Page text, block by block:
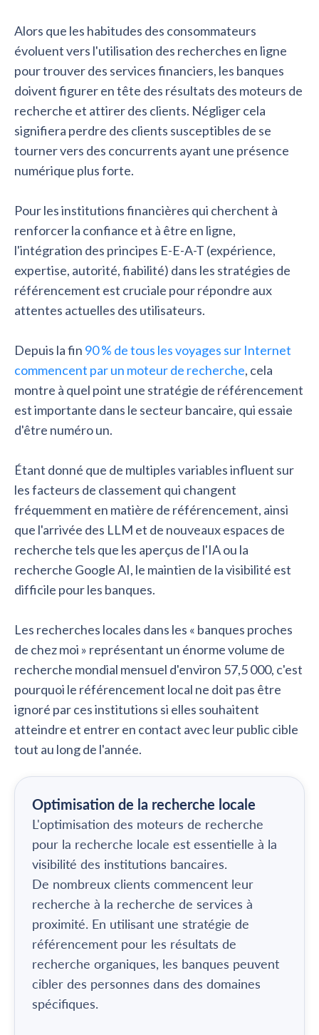
Alors que les habitudes des consommateurs
évoluent vers l'utilisation des recherches en ligne
pour trouver des services financiers, les banques
doivent figurer en tête des résultats des moteurs de
recherche et attirer des clients. Négliger cela
signifiera perdre des clients susceptibles de se
tourner vers des concurrents ayant une présence
numérique plus forte.
Pour les institutions financières qui cherchent à
renforcer la confiance et à être en ligne,
l'intégration des principes E-E-A-T (expérience,
expertise, autorité, fiabilité) dans les stratégies de
référencement est cruciale pour répondre aux
attentes actuelles des utilisateurs.
Depuis la fin 90 % de tous les voyages sur Internet
commencent par un moteur de recherche, cela
montre à quel point une stratégie de référencement
est importante dans le secteur bancaire, qui essaie
d'être numéro un.
Étant donné que de multiples variables influent sur
les facteurs de classement qui changent
fréquemment en matière de référencement, ainsi
que l'arrivée des LLM et de nouveaux espaces de
recherche tels que les aperçus de l'IA ou la
recherche Google AI, le maintien de la visibilité est
difficile pour les banques.
Les recherches locales dans les « banques proches
de chez moi » représentant un énorme volume de
recherche mondial mensuel d'environ 57,5 000, c'est
pourquoi le référencement local ne doit pas être
ignoré par ces institutions si elles souhaitent
atteindre et entrer en contact avec leur public cible
tout au long de l'année.
Optimisation de la recherche locale
L'optimisation des moteurs de recherche
pour la recherche locale est essentielle à la
visibilité des institutions bancaires.
De nombreux clients commencent leur
recherche à la recherche de services à
proximité. En utilisant une stratégie de
référencement pour les résultats de
recherche organiques, les banques peuvent
cibler des personnes dans des domaines
spécifiques.